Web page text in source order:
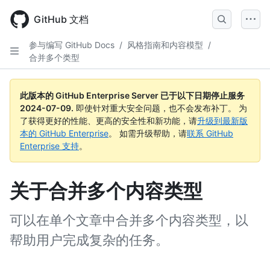
main
content
GitHub 文档
参与编写 GitHub Docs / 风格指南和内容模型 /
合并多个类型
此版本的 GitHub Enterprise Server 已于以下日期停止服务
2024-07-09. 即使针对重大安全问题，也不会发布补丁。 为
了获得更好的性能、更高的安全性和新功能，请升级到最新版
本的 GitHub Enterprise。 如需升级帮助，请联系 GitHub
Enterprise 支持。
关于合并多个内容类型
可以在单个文章中合并多个内容类型，以
帮助用户完成复杂的任务。